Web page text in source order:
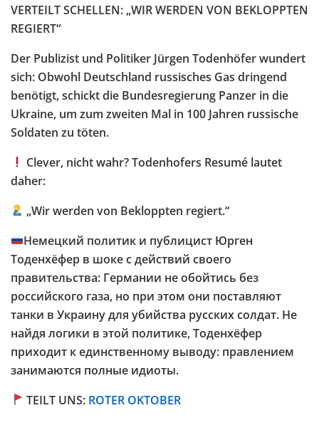
VERTEILT SCHELLEN: „WIR WERDEN VON BEKLOPPTEN
REGIERT“
Der Publizist und Politiker Jürgen Todenhöfer wundert
sich: Obwohl Deutschland russisches Gas dringend
benötigt, schickt die Bundesregierung Panzer in die
Ukraine, um zum zweiten Mal in 100 Jahren russische
Soldaten zu töten.
Clever, nicht wahr? Todenhofers Resumé lautet
daher:
„Wir werden von Bekloppten regiert.“
Немецкий политик и публицист Юрген
Тоденхёфер в шоке с действий своего
правительства: Германии не обойтись без
российского газа, но при этом они поставляют
танки в Украину для убийства русских солдат. Не
найдя логики в этой политике, Тоденхёфер
приходит к единственному выводу: правлением
занимаются полные идиоты.
TEILT UNS: ROTER OKTOBER